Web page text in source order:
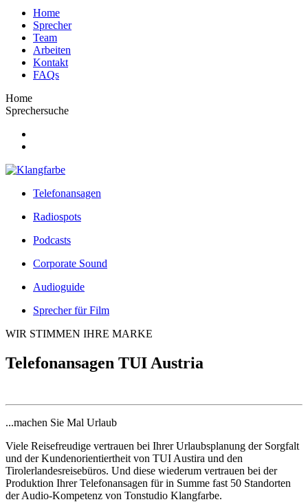
Home
Sprecher
Team
Arbeiten
Kontakt
FAQs
Home
Sprechersuche
Telefonansagen
Radiospots
Podcasts
Corporate Sound
Audioguide
Sprecher für Film
WIR STIMMEN IHRE MARKE
Telefonansagen TUI Austria
...machen Sie Mal Urlaub
Viele Reisefreudige vertrauen bei Ihrer Urlaubsplanung der Sorgfalt
und der Kundenorientiertheit von TUI Austira und den
Tirolerlandesreisebüros. Und diese wiederum vertrauen bei der
Produktion Ihrer Telefonansagen für in Summe fast 50 Standorten
der Audio-Kompetenz von Tonstudio Klangfarbe.